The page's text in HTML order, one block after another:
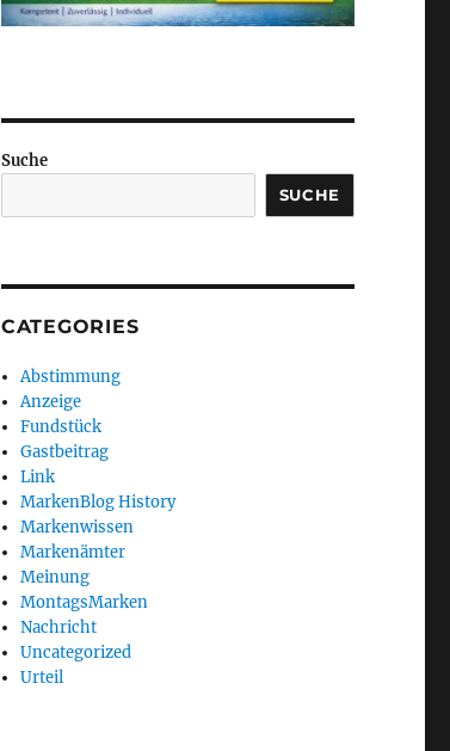
Suche
SUCHE
CATEGORIES
Abstimmung
Anzeige
Fundstück
Gastbeitrag
Link
MarkenBlog History
Markenwissen
Markenämter
Meinung
MontagsMarken
Nachricht
Uncategorized
Urteil